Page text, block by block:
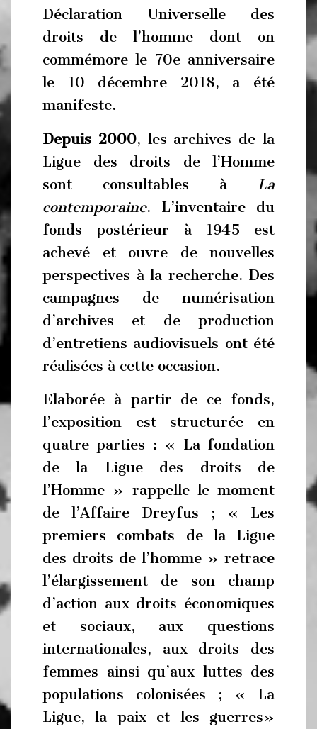
Déclaration Universelle des
droits de l’homme dont on
commémore le 70e anniversaire
le 10 décembre 2018, a été
manifeste.
Depuis 2000, les archives de la
Ligue des droits de l’Homme
sont consultables à
La
contemporaine. L’inventaire du
fonds postérieur à 1945 est
achevé et ouvre de nouvelles
perspectives à la recherche. Des
campagnes de numérisation
d’archives et de production
d’entretiens audiovisuels ont été
réalisées à cette occasion.
Elaborée à partir de ce fonds,
l’exposition est structurée en
quatre parties : « La fondation
de la Ligue des droits de
l’Homme » rappelle le moment
de l’Affaire Dreyfus ; « Les
premiers combats de la Ligue
des droits de l’homme » retrace
l’élargissement de son champ
d’action aux droits économiques
et sociaux, aux questions
internationales, aux droits des
femmes ainsi qu’aux luttes des
populations colonisées ; « La
Ligue, la paix et les guerres»